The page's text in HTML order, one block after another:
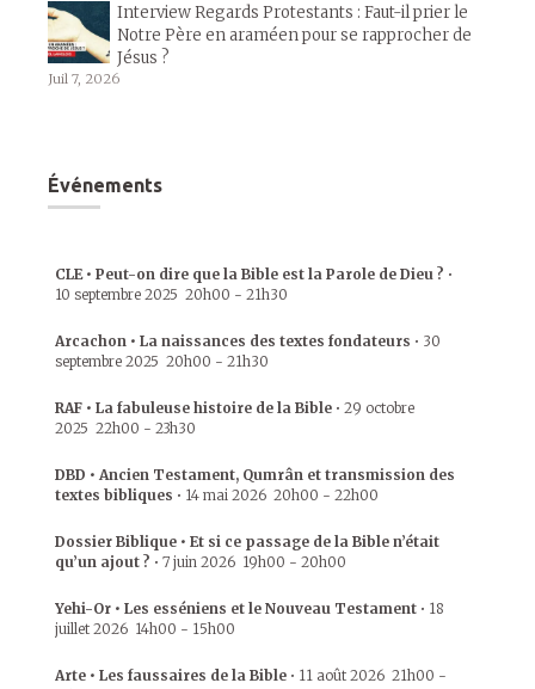
Interview Regards Protestants : Faut-il prier le
Notre Père en araméen pour se rapprocher de
Jésus ?
Juil 7, 2026
Événements
CLE • Peut-on dire que la Bible est la Parole de Dieu ? •
10 septembre 2025 20h00 - 21h30
Arcachon • La naissances des textes fondateurs • 30
septembre 2025 20h00 - 21h30
RAF • La fabuleuse histoire de la Bible • 29 octobre
2025 22h00 - 23h30
DBD • Ancien Testament, Qumrân et transmission des
textes bibliques • 14 mai 2026 20h00 - 22h00
Dossier Biblique • Et si ce passage de la Bible n’était
qu’un ajout ? • 7 juin 2026 19h00 - 20h00
Yehi-Or • Les esséniens et le Nouveau Testament • 18
juillet 2026 14h00 - 15h00
Arte • Les faussaires de la Bible • 11 août 2026 21h00 -